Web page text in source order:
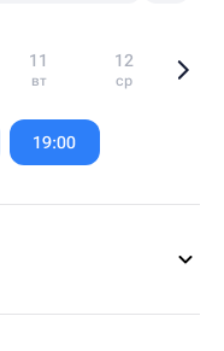
11
вт
12
ср
19:00